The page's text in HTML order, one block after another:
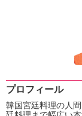
プロフィール
韓国宮廷料理の人